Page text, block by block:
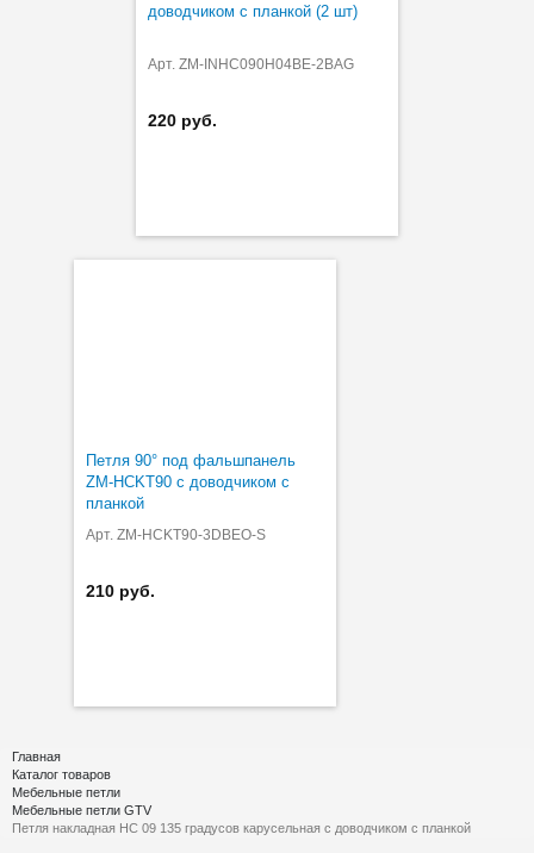
доводчиком с планкой (2 шт)
Арт. ZM-INHC090H04BE-2BAG
220 руб.
Петля 90° под фальшпанель
ZM-HCKT90 с доводчиком с
планкой
Арт. ZM-HCKT90-3DBEO-S
210 руб.
Главная
Каталог товаров
Мебельные петли
Мебельные петли GTV
Петля накладная HC 09 135 градусов карусельная с доводчиком с планкой